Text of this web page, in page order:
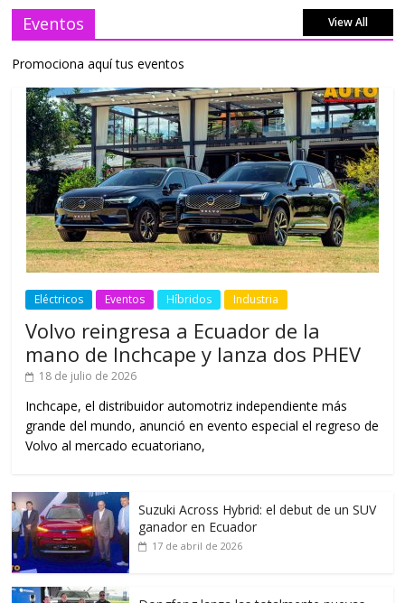
Eventos View All
Promociona aquí tus eventos
Eléctricos Eventos Híbridos Industria
Volvo reingresa a Ecuador de la
mano de Inchcape y lanza dos PHEV
18 de julio de 2026
Inchcape, el distribuidor automotriz independiente más
grande del mundo, anunció en evento especial el regreso de
Volvo al mercado ecuatoriano,
Suzuki Across Hybrid: el debut de un SUV
ganador en Ecuador
17 de abril de 2026